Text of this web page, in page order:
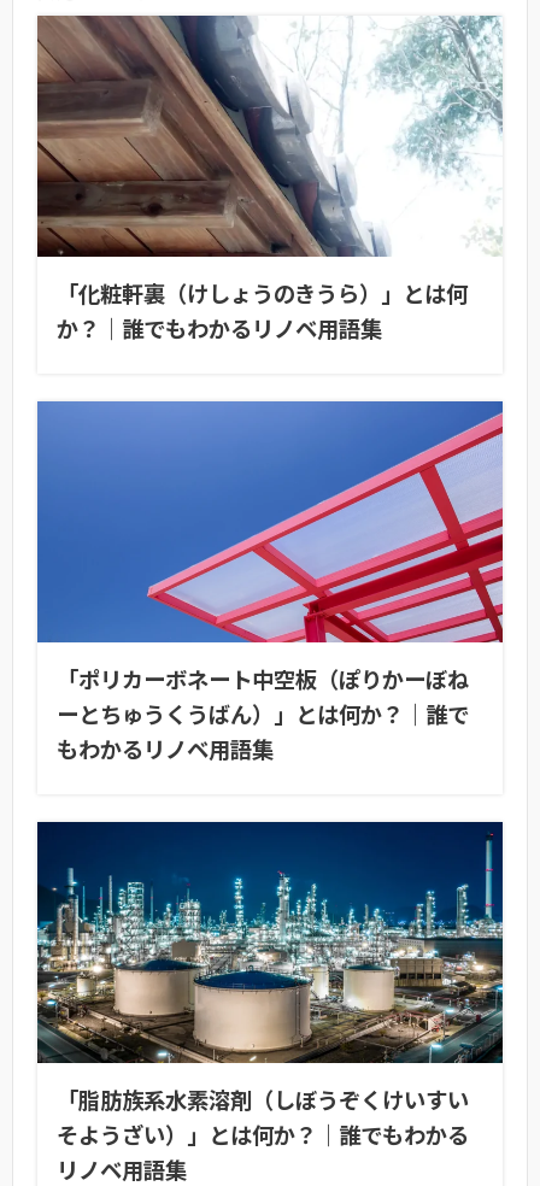
「化粧軒裏（けしょうのきうら）」とは何
か？｜誰でもわかるリノベ用語集
「ポリカーボネート中空板（ぽりかーぼね
ーとちゅうくうばん）」とは何か？｜誰で
もわかるリノベ用語集
「脂肪族系水素溶剤（しぼうぞくけいすい
そようざい）」とは何か？｜誰でもわかる
リノベ用語集